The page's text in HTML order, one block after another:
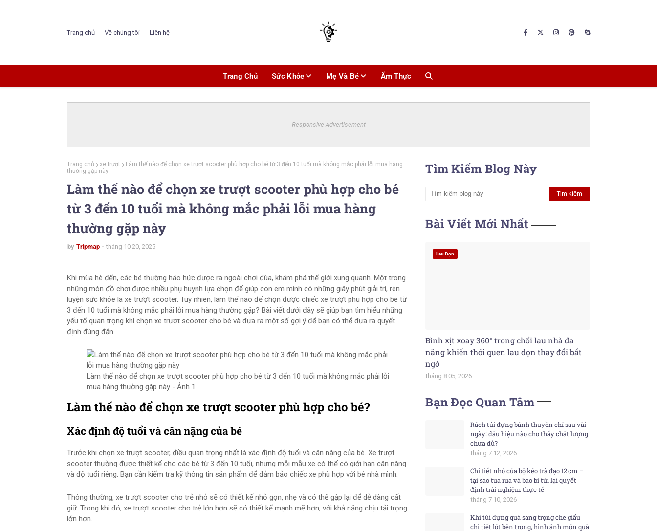
Trang chủ Về chúng tôi Liên hệ
Trang Chủ Sức Khỏe Mẹ Và Bé Ẩm Thực
Responsive Advertisement
Trang chủ xe trượt
Làm thế nào để chọn xe trượt scooter phù hợp cho bé từ 3 đến 10 tuổi mà không mắc phải lỗi mua hàng
thường gặp này
Làm thế nào để chọn xe trượt scooter phù hợp cho bé
từ 3 đến 10 tuổi mà không mắc phải lỗi mua hàng
thường gặp này
by Tripmap tháng 10 20, 2025
Khi mùa hè đến, các bé thường háo hức được ra ngoài chơi đùa, khám phá thế giới xung quanh. Một trong
những món đồ chơi được nhiều phụ huynh lựa chọn để giúp con em mình có những giây phút giải trí, rèn
luyện sức khỏe là xe trượt scooter. Tuy nhiên, làm thế nào để chọn được chiếc xe trượt phù hợp cho bé từ
3 đến 10 tuổi mà không mắc phải lỗi mua hàng thường gặp? Bài viết dưới đây sẽ giúp bạn tìm hiểu những
yếu tố quan trọng khi chọn xe trượt scooter cho bé và đưa ra một số gợi ý để bạn có thể đưa ra quyết
định đúng đắn.
Làm thế nào để chọn xe trượt scooter phù hợp cho bé từ 3 đến 10 tuổi mà không mắc phải lỗi
mua hàng thường gặp này - Ảnh 1
Làm thế nào để chọn xe trượt scooter phù hợp cho bé?
Xác định độ tuổi và cân nặng của bé
Trước khi chọn xe trượt scooter, điều quan trọng nhất là xác định độ tuổi và cân nặng của bé. Xe trượt
scooter thường được thiết kế cho các bé từ 3 đến 10 tuổi, nhưng mỗi mẫu xe có thể có giới hạn cân nặng
và độ tuổi riêng. Bạn cần kiểm tra kỹ thông tin sản phẩm để đảm bảo chiếc xe phù hợp với bé nhà mình.
Thông thường, xe trượt scooter cho trẻ nhỏ sẽ có thiết kế nhỏ gọn, nhẹ và có thể gập lại để dễ dàng cất
giữ. Trong khi đó, xe trượt scooter cho trẻ lớn hơn sẽ có thiết kế mạnh mẽ hơn, với khả năng chịu tải trọng
lớn hơn.
Tìm Kiếm Blog Này
Bài Viết Mới Nhất
Lau Dọn
Bình xịt xoay 360° trong chổi lau nhà đa
năng khiến thói quen lau dọn thay đổi bất
ngờ
tháng 8 05, 2026
Bạn Đọc Quan Tâm
Rách túi đựng bánh thuyền chỉ sau vài
ngày: dấu hiệu nào cho thấy chất lượng
chưa đủ?
tháng 7 12, 2026
Chi tiết nhỏ của bộ kéo trà đạo 12 cm –
tại sao tua rua và bao bì túi lại quyết
định trải nghiệm thực tế
tháng 7 10, 2026
Khi túi đựng quà sang trọng che giấu
chi tiết lót bên trong, hình ảnh món quà